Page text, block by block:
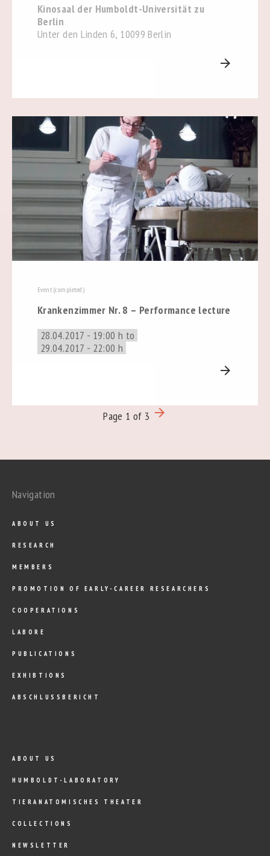
Kinosaal der Humboldt-Universität zu
Berlin
Unter den Linden 6, 10099 Berlin
arrow_forward
Event (completed)
Krankenzimmer Nr. 8 – Performance lecture
28.04.2017 - 19:00 h to
29.04.2017 - 22:00 h
arrow_forward
Page 1 of 3 arrow_forward
Navigation
ABOUT US
RESEARCH
MEMBERS
PROMOTION OF EARLY-CAREER RESEARCHERS
COOPERATIONS
LABORE
PUBLICATIONS
EXHIBTIONS
ABSCHLUSSBERICHT
ABOUT US
HUMBOLDT-LABORATORY
TIERANATOMISCHES THEATER
COLLECTIONS
NEWSLETTER